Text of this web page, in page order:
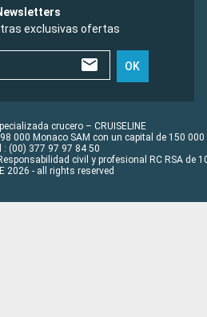
exclusivas ofertas
OK
crucero – CRUISELINE
000 Monaco SAM con un capital de 150 000
: (00) 377 97 97 84 50
civil y profesional RC RSA de
2026 - all rights reserved